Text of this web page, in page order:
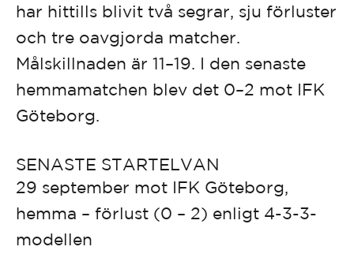
har hittills blivit två segrar, sju förluster
och tre oavgjorda matcher.
Målskillnaden är 11–19. I den senaste
hemmamatchen blev det 0–2 mot IFK
Göteborg.
SENASTE STARTELVAN
29 september mot IFK Göteborg,
hemma – förlust (0 – 2) enligt 4-3-3-
modellen